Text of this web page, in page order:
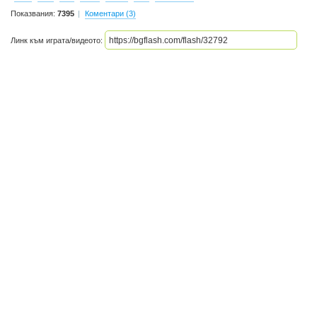
Показвания: 7395 Коментари (3)
Линк към играта/видеото: